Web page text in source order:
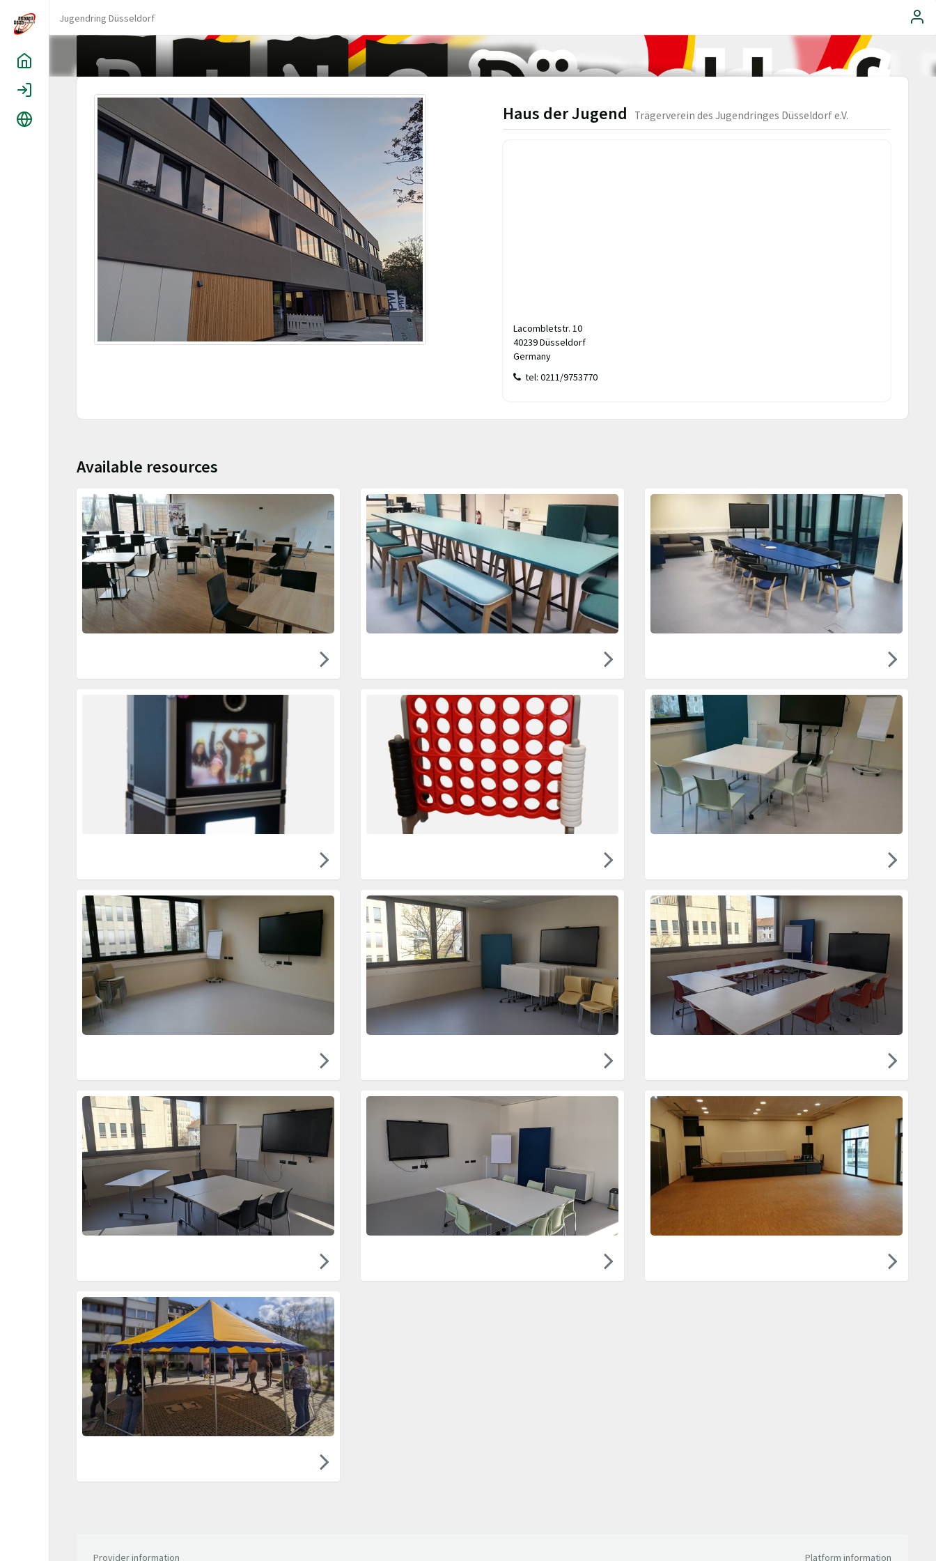
Jugendring Düsseldorf
Haus der Jugend Trägerverein des Jugendringes Düsseldorf e.V.
Lacombletstr. 10
40239 Düsseldorf
Germany
tel: 0211/9753770
Available resources
Provider information Platform information